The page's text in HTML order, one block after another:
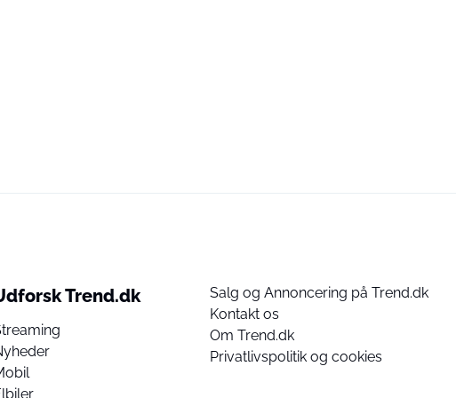
Trend.dk
Salg og Annoncering på Trend.dk
Kontakt os
Om Trend.dk
Privatlivspolitik og cookies